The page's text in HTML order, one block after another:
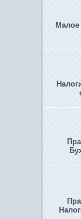
Малое